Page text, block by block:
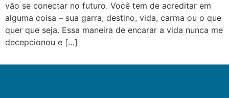
vão se conectar no futuro. Você tem de acreditar em
alguma coisa – sua garra, destino, vida, carma ou o que
quer que seja. Essa maneira de encarar a vida nunca me
decepcionou e […]